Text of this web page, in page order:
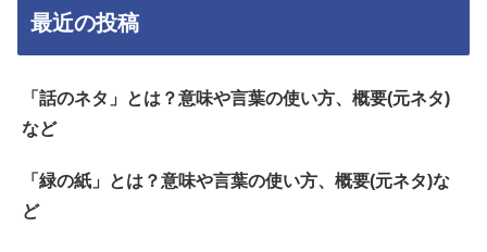
最近の投稿
「話のネタ」とは？意味や言葉の使い方、概要(元ネタ)
など
「緑の紙」とは？意味や言葉の使い方、概要(元ネタ)な
ど